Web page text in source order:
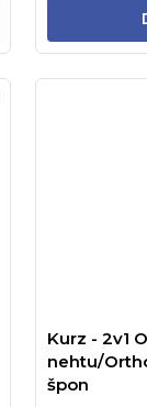
Kurz - 2v1
nehtu/
špon